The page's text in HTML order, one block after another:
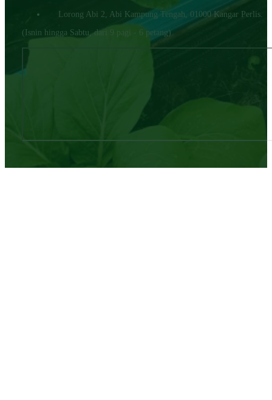
Lorong Abi 2, Abi Kampung Tengah, 01000 Kangar Perlis.
(Isnin hingga Sabtu, dari 9 pagi - 6 petang)